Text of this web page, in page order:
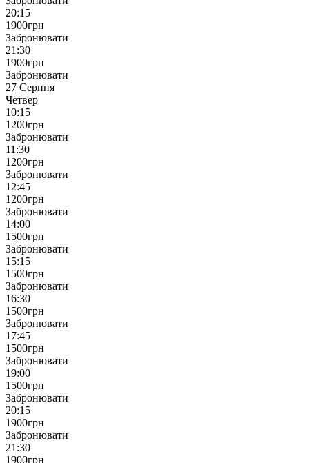
20:15
1900грн
Забронювати
21:30
1900грн
Забронювати
27 Серпня
Четвер
10:15
1200грн
Забронювати
11:30
1200грн
Забронювати
12:45
1200грн
Забронювати
14:00
1500грн
Забронювати
15:15
1500грн
Забронювати
16:30
1500грн
Забронювати
17:45
1500грн
Забронювати
19:00
1500грн
Забронювати
20:15
1900грн
Забронювати
21:30
1900грн